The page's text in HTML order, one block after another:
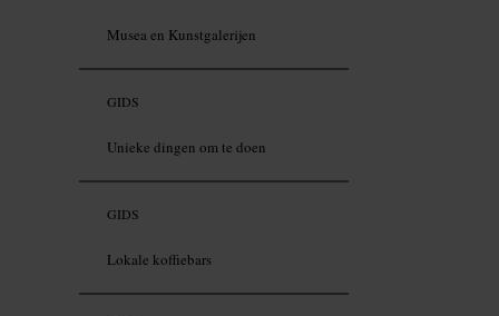
Musea en Kunstgalerijen
GIDS
Unieke dingen om te doen
GIDS
Lokale koffiebars